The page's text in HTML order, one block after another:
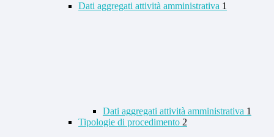
Dati aggregati attività amministrativa 1
Dati aggregati attività amministrativa 1
Tipologie di procedimento 2